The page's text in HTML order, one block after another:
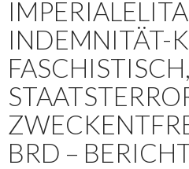
INDEMNITÄT-
FASCHISTISCH,
BRD –